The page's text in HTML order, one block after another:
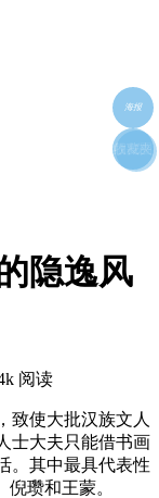
隐逸风
阅读
致使大批汉族文人
士大夫只能借书画
。其中最具代表性
瓒和王蒙。
海报
好友
朋友圈
收藏夹